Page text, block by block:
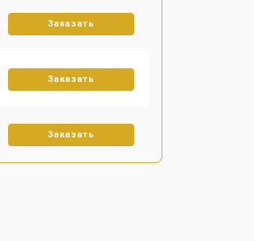
Заказать
Заказать
Заказать